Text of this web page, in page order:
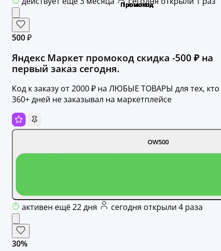
500 ₽
Яндекс Маркет промокод скидка -500 ₽ на
первый заказ сегодня.
Код к заказу от 2000 ₽ на ЛЮБЫЕ ТОВАРЫ для тех, кто
360+ дней не заказывал на маркетплейсе
OW500
активен ещё 22 дня сегодня открыли 4 раза
30%